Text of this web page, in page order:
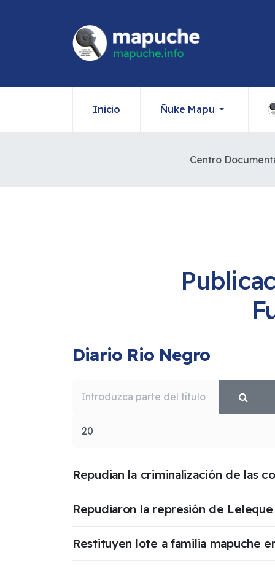
Inicio Ñuke Mapu
Centro
Diario Rio Negro
Repudian la criminalización de las
Repudiaron la represión de
Restituyen lote a familia mapuche